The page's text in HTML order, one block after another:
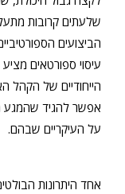
שלעתים קרובות
הביצועים
עיסוי ספורטאים
הייחודיים של הקהל
אפשר להגיד שהמגע
על העיקריים שבהם.
אחד היתרונות